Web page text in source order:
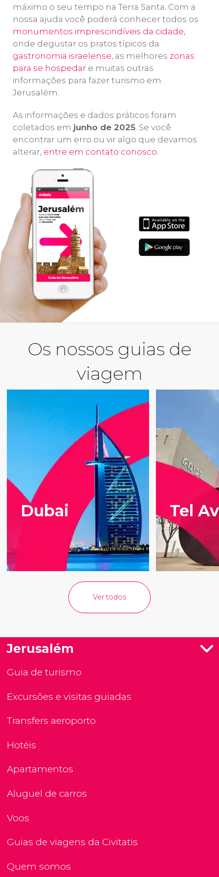
flutuaremos no
Mar Morto.
Tiberíades e à
região do Mar
da Galileia .
máximo o seu tempo na Terra Santa. Com a
nossa ajuda você poderá conhecer todos os
monumentos imprescindíveis da cidade,
onde degustar os pratos típicos da
gastronomia israelense, as melhores zonas
para se hospedare muitas outras
informações para fazer turismo em
Jerusalém.
As informações e dados práticos foram
coletados em junho de 2025. Se você
encontrar um erro ou vir algo que devamos
alterar, entre em contato conosco.
Os nossos guias de
viagem
Dubai Tel
Ver todos
Jerusalém
Guia de turismo
Excursões e visitas guiadas
Transfers aeroporto
Hotéis
Apartamentos
Aluguel de carros
Voos
Guias de viagens da Civitatis
Quem somos